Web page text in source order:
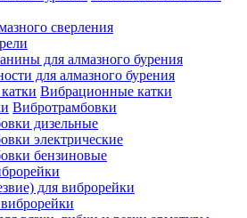
сверления
для алмазного бурения
для алмазного бурения
Вибрационные катки
Вибротрамбовки
дизельные
электрические
бензиновые
для виброрейки